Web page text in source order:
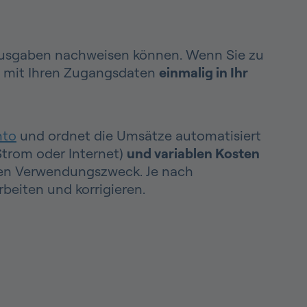
nachweisen können. Wenn Sie zu
Ihren Zugangsdaten einmalig in Ihr
und ordnet die Umsätze automatisiert
oder Internet) und variablen Kosten
Verwendungszweck. Je nach
und korrigieren.